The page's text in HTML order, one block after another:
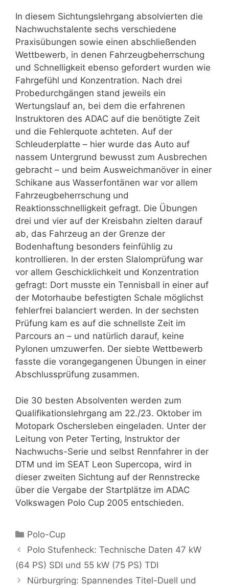
In diesem Sichtungslehrgang absolvierten die
Nachwuchstalente sechs verschiedene
Praxisübungen sowie einen abschließenden
Wettbewerb, in denen Fahrzeugbeherrschung
und Schnelligkeit ebenso gefordert wurden wie
Fahrgefühl und Konzentration. Nach drei
Probedurchgängen stand jeweils ein
Wertungslauf an, bei dem die erfahrenen
Instruktoren des ADAC auf die benötigte Zeit
und die Fehlerquote achteten. Auf der
Schleuderplatte – hier wurde das Auto auf
nassem Untergrund bewusst zum Ausbrechen
gebracht – und beim Ausweichmanöver in einer
Schikane aus Wasserfontänen war vor allem
Fahrzeugbeherrschung und
Reaktionsschnelligkeit gefragt. Die Übungen
drei und vier auf der Kreisbahn zielten darauf
ab, das Fahrzeug an der Grenze der
Bodenhaftung besonders feinfühlig zu
kontrollieren. In der ersten Slalomprüfung war
vor allem Geschicklichkeit und Konzentration
gefragt: Dort musste ein Tennisball in einer auf
der Motorhaube befestigten Schale möglichst
fehlerfrei balanciert werden. In der sechsten
Prüfung kam es auf die schnellste Zeit im
Parcours an – und natürlich darauf, keine
Pylonen umzuwerfen. Der siebte Wettbewerb
fasste die vorangegangenen Übungen in einer
Abschlussprüfung zusammen.
Die 30 besten Absolventen werden zum
Qualifikationslehrgang am 22./23. Oktober im
Motopark Oschersleben eingeladen. Unter der
Leitung von Peter Terting, Instruktor der
Nachwuchs-Serie und selbst Rennfahrer in der
DTM und im SEAT Leon Supercopa, wird in
dieser zweiten Sichtung auf der Rennstrecke
über die Vergabe der Startplätze im ADAC
Volkswagen Polo Cup 2005 entschieden.
Kategorien
Polo-Cup
Polo Stufenheck: Technische Daten 47 kW
(64 PS) SDI und 55 kW (75 PS) TDI
Nürburgring: Spannendes Titel-Duell und